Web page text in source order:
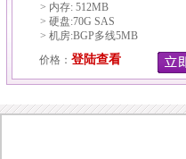
> 内存: 512MB
> 硬盘:70G SAS
> 机房:BGP多线5MB
价格： 登陆查看